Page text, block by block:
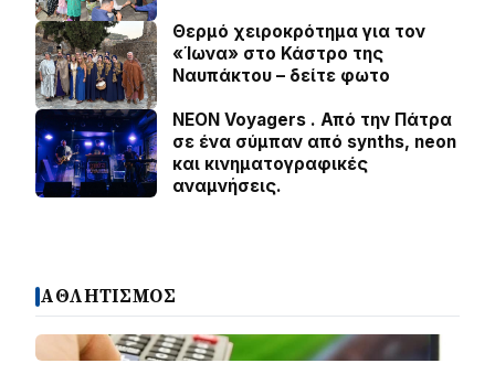
Θερμό χειροκρότημα για τον
«Ίωνα» στο Κάστρο της
Ναυπάκτου – δείτε φωτο
NEON Voyagers . Από την Πάτρα
σε ένα σύμπαν από synths, neon
και κινηματογραφικές
αναμνήσεις.
ΑΘΛΗΤΙΣΜΟΣ